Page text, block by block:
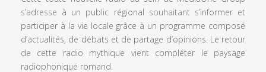
s’adresse à un public régional souhaitant s’informer et
participer à la vie locale grâce à un programme composé
d’actualités, de débats et de partage d’opinions. Le retour
de cette radio mythique vient compléter le paysage
radiophonique romand.